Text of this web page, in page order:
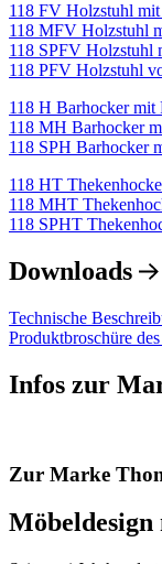
118 FV Holzstuhl
118 MFV Holzstuhl
118 SPFV Holzstuhl
118 PFV Holzstuhl
118 H Barhocker mit
118 MH Barhocker
118 SPH Barhocker
118 HT
118 MHT
118 SPHT
Downloads
Technische
Produktbroschüre
Infos zur
Zur Marke